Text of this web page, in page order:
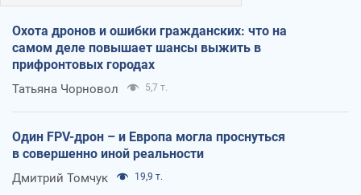
Охота дронов и ошибки гражданских: что на
самом деле повышает шансы выжить в
прифронтовых городах
Татьяна Чорновол 5,7 т.
Один FPV-дрон – и Европа могла проснуться
в совершенно иной реальности
Дмитрий Томчук 19,9 т.